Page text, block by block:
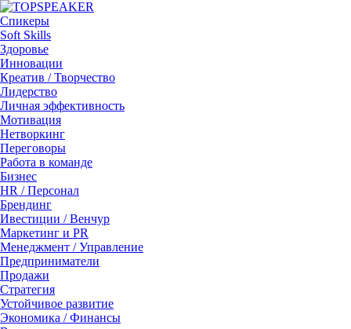
Спикеры
Soft Skills
Здоровье
Инновации
Креатив / Творчество
Лидерство
Личная эффективность
Мотивация
Нетворкинг
Переговоры
Работа в команде
Бизнес
HR / Персонал
Брендинг
Ивестиции / Венчур
Маркетинг и PR
Менеджмент / Управление
Предприниматели
Продажи
Стратегия
Устойчивое развитие
Экономика / Финансы